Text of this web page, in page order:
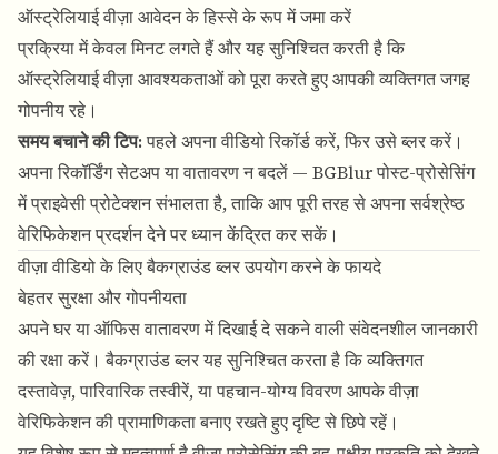
ऑस्ट्रेलियाई वीज़ा आवेदन के हिस्से के रूप में जमा करें
प्रक्रिया में केवल मिनट लगते हैं और यह सुनिश्चित करती है कि
ऑस्ट्रेलियाई वीज़ा आवश्यकताओं को पूरा करते हुए आपकी व्यक्तिगत जगह
गोपनीय रहे।
समय बचाने की टिप:पहले अपना वीडियो रिकॉर्ड करें, फिर उसे ब्लर करें।
अपना रिकॉर्डिंग सेटअप या वातावरण न बदलें — BGBlur पोस्ट-प्रोसेसिंग
में प्राइवेसी प्रोटेक्शन संभालता है, ताकि आप पूरी तरह से अपना सर्वश्रेष्ठ
वेरिफिकेशन प्रदर्शन देने पर ध्यान केंद्रित कर सकें।
वीज़ा वीडियो के लिए बैकग्राउंड ब्लर उपयोग करने के फायदे
बेहतर सुरक्षा और गोपनीयता
अपने घर या ऑफिस वातावरण में दिखाई दे सकने वाली संवेदनशील जानकारी
की रक्षा करें।बैकग्राउंड ब्लरयह सुनिश्चित करता है कि व्यक्तिगत
दस्तावेज़, पारिवारिक तस्वीरें, या पहचान-योग्य विवरण आपके वीज़ा
वेरिफिकेशन की प्रामाणिकता बनाए रखते हुए दृष्टि से छिपे रहें।